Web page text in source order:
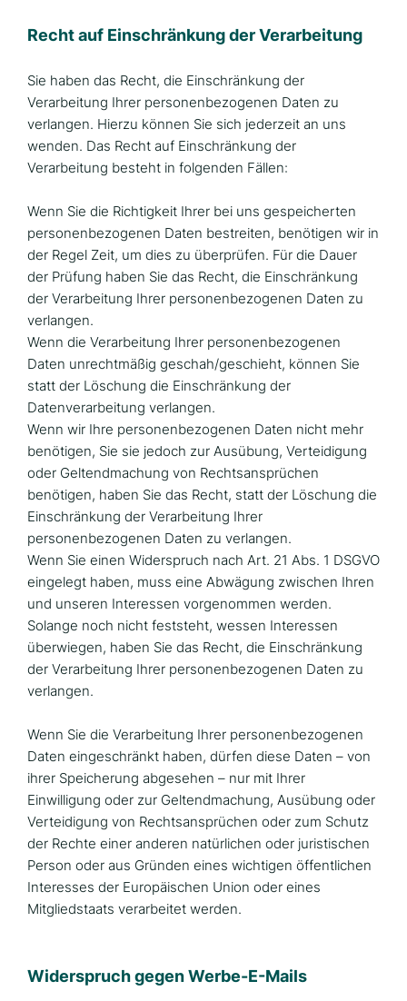
Recht auf Einschränkung der Verarbeitung
Sie haben das Recht, die Einschränkung der
Verarbeitung Ihrer personenbezogenen Daten zu
verlangen. Hierzu können Sie sich jederzeit an uns
wenden. Das Recht auf Einschränkung der
Verarbeitung besteht in folgenden Fällen:
Wenn Sie die Richtigkeit Ihrer bei uns gespeicherten
personenbezogenen Daten bestreiten, benötigen wir in
der Regel Zeit, um dies zu überprüfen. Für die Dauer
der Prüfung haben Sie das Recht, die Einschränkung
der Verarbeitung Ihrer personenbezogenen Daten zu
verlangen.
Wenn die Verarbeitung Ihrer personenbezogenen
Daten unrechtmäßig geschah/geschieht, können Sie
statt der Löschung die Einschränkung der
Datenverarbeitung verlangen.
Wenn wir Ihre personenbezogenen Daten nicht mehr
benötigen, Sie sie jedoch zur Ausübung, Verteidigung
oder Geltendmachung von Rechtsansprüchen
benötigen, haben Sie das Recht, statt der Löschung die
Einschränkung der Verarbeitung Ihrer
personenbezogenen Daten zu verlangen.
Wenn Sie einen Widerspruch nach Art. 21 Abs. 1 DSGVO
eingelegt haben, muss eine Abwägung zwischen Ihren
und unseren Interessen vorgenommen werden.
Solange noch nicht feststeht, wessen Interessen
überwiegen, haben Sie das Recht, die Einschränkung
der Verarbeitung Ihrer personenbezogenen Daten zu
verlangen.
Wenn Sie die Verarbeitung Ihrer personenbezogenen
Daten eingeschränkt haben, dürfen diese Daten – von
ihrer Speicherung abgesehen – nur mit Ihrer
Einwilligung oder zur Geltendmachung, Ausübung oder
Verteidigung von Rechtsansprüchen oder zum Schutz
der Rechte einer anderen natürlichen oder juristischen
Person oder aus Gründen eines wichtigen öffentlichen
Interesses der Europäischen Union oder eines
Mitgliedstaats verarbeitet werden.
Widerspruch gegen Werbe-E-Mails